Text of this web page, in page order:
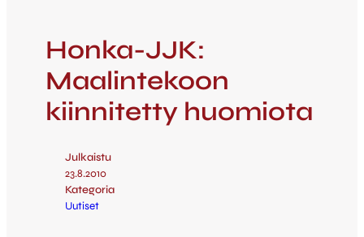
Honka-JJK:
Maalintekoon
kiinnitetty huomiota
Julkaistu
23.8.2010
Kategoria
Uutiset